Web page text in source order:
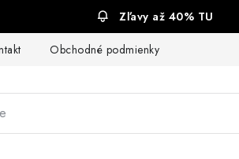
Zľavy až 40% TU
Obchodné podmienky